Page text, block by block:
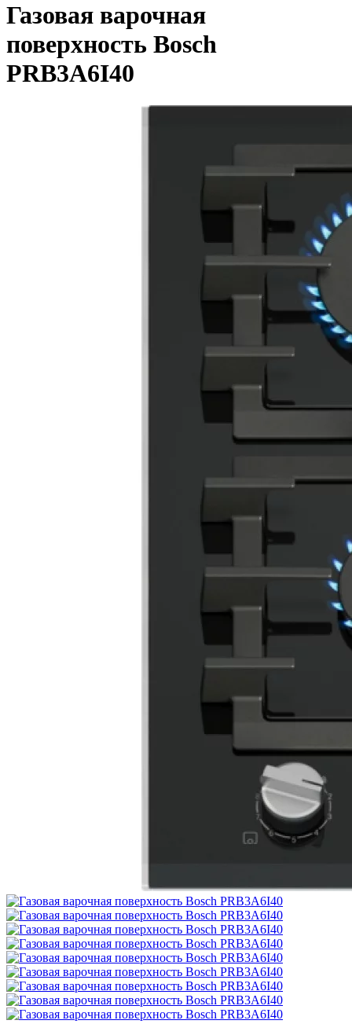
Газовая варочная
поверхность Bosch
PRB3A6I40